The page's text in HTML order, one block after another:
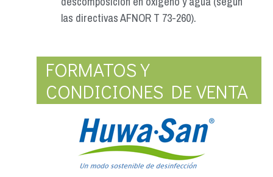
las directivas AFNOR T 73-260).
FORMATOS Y
CONDICIONES DE VENTA